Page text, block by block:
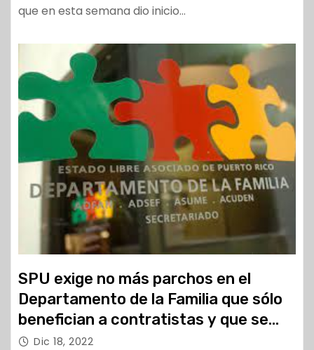
que en esta semana dio inicio…
SPU exige no más parchos en el
Departamento de la Familia que sólo
benefician a contratistas y que se
recluten más trabajadores sociales
Dic 18, 2022